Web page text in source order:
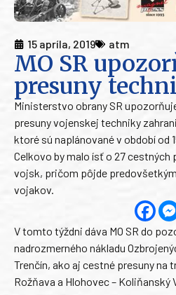
15 apríla, 2019 atm
MO SR
presuny
Ministerstvo obrany SR
presuny vojenskej techniky
ktoré sú naplánované v období od
Celkovo by malo ísť o 27 cestných
vojsk, pričom pôjde
vojakov.
V tomto týždni dáva MO SR do
nadrozmerného nákladu
Trenčín, ako aj cestné presuny na
Rožňava a Hlohovec – Koliňanský